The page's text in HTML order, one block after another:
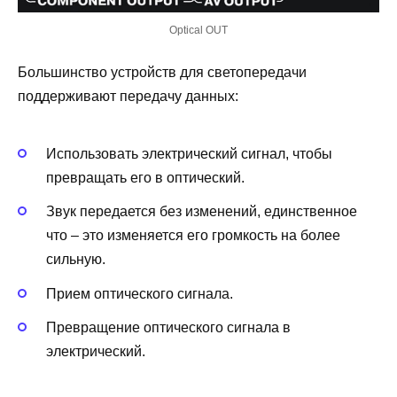
Optical OUT
Большинство устройств для светопередачи
поддерживают передачу данных:
Использовать электрический сигнал, чтобы
превращать его в оптический.
Звук передается без изменений, единственное
что – это изменяется его громкость на более
сильную.
Прием оптического сигнала.
Превращение оптического сигнала в
электрический.